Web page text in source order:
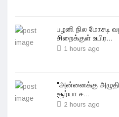
பழனி நில மோசடி
சிறைக்குள் உயிர...
1 hours ago
"அன்னைக்கு
சூர்யா ச...
2 hours ago